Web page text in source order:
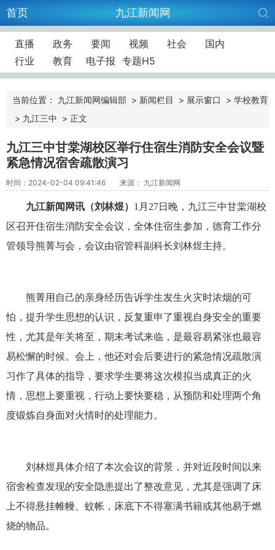
首页 九江新闻网
直播 政务 要闻 视频 社会
国内
行业
教育 电子报 专题H5
当前位置： 九江新闻网编辑部 > 新闻栏目 > 展示窗口 > 学校教育
> 九江三中 > 正文
九江三中甘棠湖校区举行住宿生消防安全会议暨
紧急情况宿舍疏散演习
时间：2024-02-04 09:41:46 来源： 九江新闻网
九江新闻网讯（刘林煜） 1 月 27日晚，九江三中甘棠湖校
区召开住宿生消防安全会议，全体住宿生参加，德育工作分
管领导熊菁与会，会议由宿管科副科长刘林煜主持。
熊菁用自己的亲身经历告诉学生发生火灾时浓烟的可
怕，提升学生思想的认识，反复重申了重视自身安全的重要
性，尤其是年关将至，期末考试来临，是最容易紧张也最容
易松懈的时候。会上，他还对会后要进行的紧急情况疏散演
习作了具体的指导，要求学生要将这次模拟当成真正的火
情，思想上要重视，行动上要快要稳，从预防和处理两个角
度锻炼自身面对火情时的处理能力。
刘林煜具体介绍了本次会议的背景，并对近段时间以来
宿舍检查发现的安全隐患提出了整改意见，尤其是强调了床
上不得悬挂帷幔、蚊帐，床底下不得塞满书籍或其他易于燃
烧的物品。